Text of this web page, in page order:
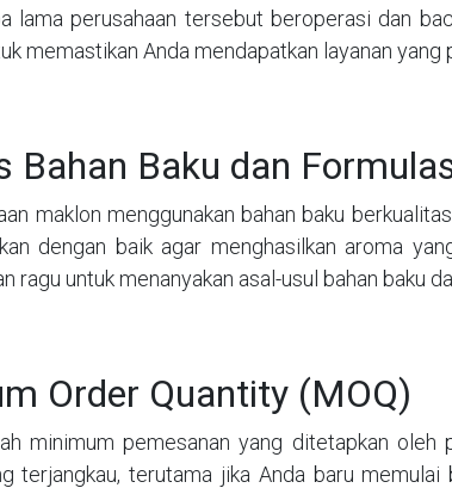
lama perusahaan tersebut beroperasi dan
memastikan Anda mendapatkan layanan
Bahan Baku dan
maklon menggunakan bahan baku
dengan baik agar menghasilkan aroma
ragu untuk menanyakan asal-usul bahan baku
Order Quantity (MOQ)
minimum pemesanan yang ditetapkan oleh
terjangkau, terutama jika Anda baru